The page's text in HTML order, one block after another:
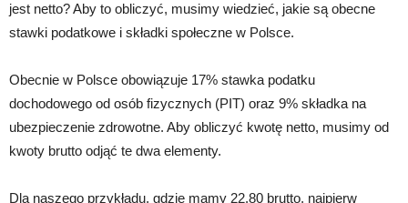
jest netto? Aby to obliczyć, musimy wiedzieć, jakie są obecne
stawki podatkowe i składki społeczne w Polsce.
Obecnie w Polsce obowiązuje 17% stawka podatku
dochodowego od osób fizycznych (PIT) oraz 9% składka na
ubezpieczenie zdrowotne. Aby obliczyć kwotę netto, musimy od
kwoty brutto odjąć te dwa elementy.
Dla naszego przykładu, gdzie mamy 22.80 brutto, najpierw